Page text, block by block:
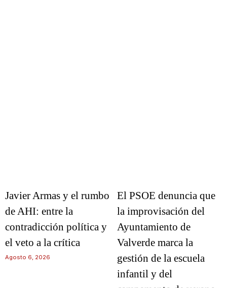
Javier Armas y el rumbo
de AHI: entre la
contradicción política y
el veto a la crítica
Agosto 6, 2026
El PSOE denuncia que
la improvisación del
Ayuntamiento de
Valverde marca la
gestión de la escuela
infantil y del